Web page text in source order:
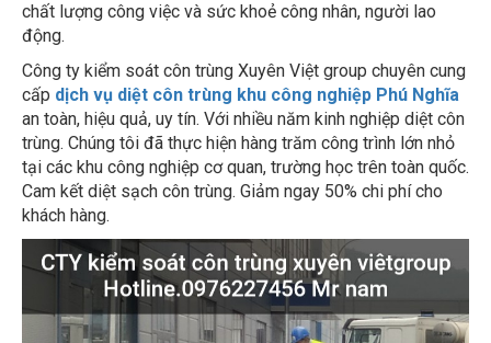
động.
Công ty kiểm soát côn trùng Xuyên Việt group chuyên cung
cấpdịch vụ diệt côn trùng khu công nghiệp Phú Nghĩa
an toàn, hiệu quả, uy tín. Với nhiều năm kinh nghiệp diệt côn
trùng. Chúng tôi đã thực hiện hàng trăm công trình lớn nhỏ
tại các khu công nghiệp cơ quan, trường học trên toàn quốc.
Cam kết diệt sạch côn trùng. Giảm ngay 50% chi phí cho
khách hàng.